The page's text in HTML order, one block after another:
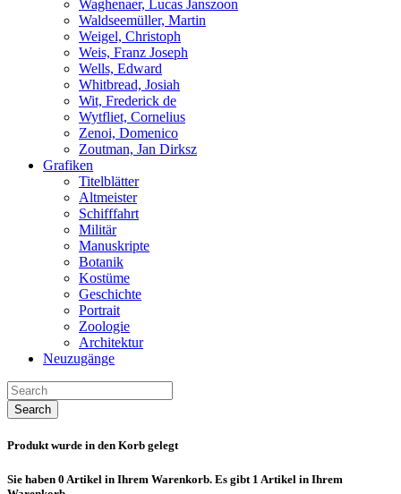
Waghenaer, Lucas Janszoon
Waldseemüller, Martin
Weigel, Christoph
Weis, Franz Joseph
Wells, Edward
Whitbread, Josiah
Wit, Frederick de
Wytfliet, Cornelius
Zenoi, Domenico
Zoutman, Jan Dirksz
Grafiken
Titelblätter
Altmeister
Schifffahrt
Militär
Manuskripte
Botanik
Kostüme
Geschichte
Portrait
Zoologie
Architektur
Neuzugänge
Search
Produkt wurde in den Korb gelegt
Sie haben 0 Artikel in Ihrem Warenkorb. Es gibt 1 Artikel in Ihrem